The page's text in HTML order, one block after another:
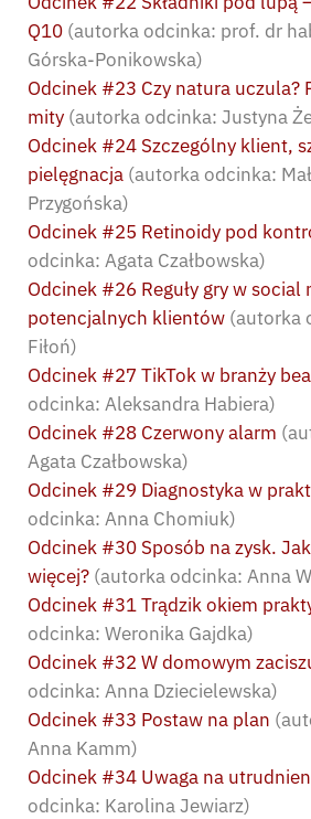
Q10 (autorka odcinka: prof. dr
Górska-Ponikowska)
Odcinek #23 Czy natura uczula?
mity (autorka odcinka: Justyna
Odcinek #24 Szczególny klient,
pielęgnacja (autorka odcinka:
Przygońska)
Odcinek #25 Retinoidy pod
odcinka: Agata Czałbowska)
Odcinek #26 Reguły gry w social
potencjalnych klientów (autorka
Fiłoń)
Odcinek #27 TikTok w branży
odcinka: Aleksandra Habiera)
Odcinek #28 Czerwony alarm
Agata Czałbowska)
Odcinek #29 Diagnostyka w
odcinka: Anna Chomiuk)
Odcinek #30 Sposób na zysk.
więcej? (autorka odcinka: Anna
Odcinek #31 Trądzik okiem
odcinka: Weronika Gajdka)
Odcinek #32 W domowym
odcinka: Anna Dziecielewska)
Odcinek #33 Postaw na plan
Anna Kamm)
Odcinek #34 Uwaga na
odcinka: Karolina Jewiarz)